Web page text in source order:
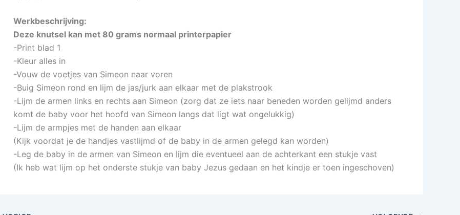
Werkbeschrijving:
Deze knutsel kan met 80 grams normaal printerpapier
-Print blad 1
-Kleur alles in
-Vouw de voetjes van Simeon naar voren
-Buig Simeon rond en lijm de jas/jurk aan elkaar met de plakstrook
-Lijm de armen links en rechts aan Simeon (zorg dat ze iets naar beneden worden gelijmd anders
komt de baby voor het hoofd van Simeon langs dat ligt wat ongelukkig)
-Lijm de armpjes met de handen aan elkaar
(Kijk voordat je de handjes vastlijmd of de baby in de armen gelegd kan worden)
-Leg de baby in de armen van Simeon en lijm die eventueel aan de achterkant een stukje vast
(Ik heb wat lijm op het onderste stukje van baby Jezus gedaan en het kindje er toen ingeschoven)